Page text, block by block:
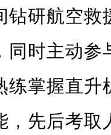
钻研航空救
同时主动参
练掌握直升
，先后考取